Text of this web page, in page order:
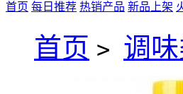
首页 每日推荐 热销产品 新品上架
首页 > 调